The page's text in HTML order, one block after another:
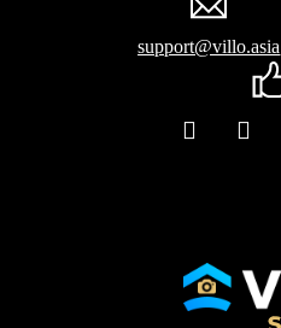
support@villo.asia